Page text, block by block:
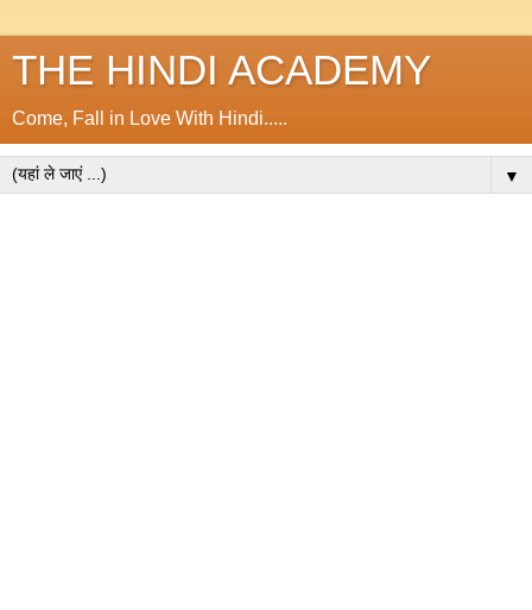
THE HINDI ACADEMY
Come, Fall in Love With Hindi.....
▼